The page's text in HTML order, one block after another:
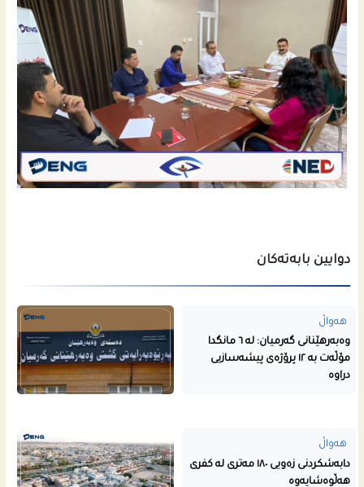
دوایین بابەتەکان
هەواڵ
وەبەرهێنانی گەرمیان: لە ٦ مانگدا
مۆڵەت بە ١٢ پرۆژەی پیشەسازیی
دراوە
هەواڵ
دابەشکردنی زەویی ١٨٠ مەتری لە کفری
هەڵوەشایەوە